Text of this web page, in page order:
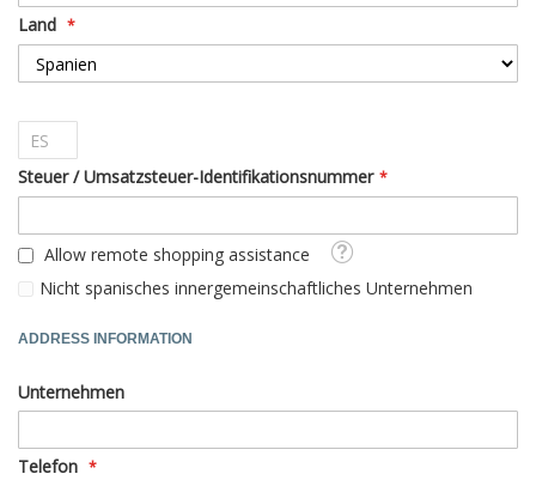
Land
Steuer / Umsatzsteuer-Identifikationsnummer
Allow remote shopping assistance
Tooltip
Nicht spanisches innergemeinschaftliches Unternehmen
ADDRESS INFORMATION
Unternehmen
Telefon